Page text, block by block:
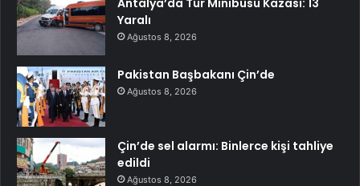
Yaralı
Ağustos 8, 2026
Pakistan Başbakanı Çin’de
Ağustos 8, 2026
Çin’de sel alarmı: Binlerce kişi tahliye
edildi
Ağustos 8, 2026